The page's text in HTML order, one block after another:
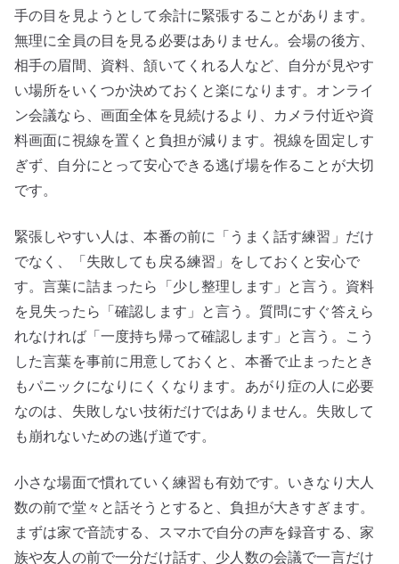
手の目を見ようとして余計に緊張することがあります。
無理に全員の目を見る必要はありません。会場の後方、
相手の眉間、資料、頷いてくれる人など、自分が見やす
い場所をいくつか決めておくと楽になります。オンライ
ン会議なら、画面全体を見続けるより、カメラ付近や資
料画面に視線を置くと負担が減ります。視線を固定しす
ぎず、自分にとって安心できる逃げ場を作ることが大切
です。
緊張しやすい人は、本番の前に「うまく話す練習」だけ
でなく、「失敗しても戻る練習」をしておくと安心で
す。言葉に詰まったら「少し整理します」と言う。資料
を見失ったら「確認します」と言う。質問にすぐ答えら
れなければ「一度持ち帰って確認します」と言う。こう
した言葉を事前に用意しておくと、本番で止まったとき
もパニックになりにくくなります。あがり症の人に必要
なのは、失敗しない技術だけではありません。失敗して
も崩れないための逃げ道です。
小さな場面で慣れていく練習も有効です。いきなり大人
数の前で堂々と話そうとすると、負担が大きすぎます。
まずは家で音読する、スマホで自分の声を録音する、家
族や友人の前で一分だけ話す、少人数の会議で一言だけ